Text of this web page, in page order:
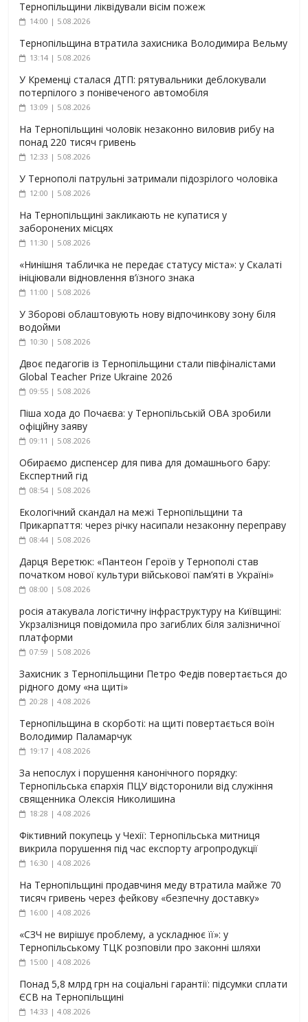
Тернопільщини ліквідували вісім пожеж
14:00 | 5.08.2026
Тернопільщина втратила захисника Володимира Вельму
13:14 | 5.08.2026
У Кременці сталася ДТП: рятувальники деблокували
потерпілого з понівеченого автомобіля
13:09 | 5.08.2026
На Тернопільщині чоловік незаконно виловив рибу на
понад 220 тисяч гривень
12:33 | 5.08.2026
У Тернополі патрульні затримали підозрілого чоловіка
12:00 | 5.08.2026
На Тернопільщині закликають не купатися у
заборонених місцях
11:30 | 5.08.2026
«Нинішня табличка не передає статусу міста»: у Скалаті
ініціювали відновлення в’їзного знака
11:00 | 5.08.2026
У Зборові облаштовують нову відпочинкову зону біля
водойми
10:30 | 5.08.2026
Двоє педагогів із Тернопільщини стали півфіналістами
Global Teacher Prize Ukraine 2026
09:55 | 5.08.2026
Піша хода до Почаєва: у Тернопільській ОВА зробили
офіційну заяву
09:11 | 5.08.2026
Обираємо диспенсер для пива для домашнього бару:
Експертний гід
08:54 | 5.08.2026
Екологічний скандал на межі Тернопільщини та
Прикарпаття: через річку насипали незаконну переправу
08:44 | 5.08.2026
Дарця Веретюк: «Пантеон Героїв у Тернополі став
початком нової культури військової пам’яті в Україні»
08:00 | 5.08.2026
росія атакувала логістичну інфраструктуру на Київщині:
Укрзалізниця повідомила про загиблих біля залізничної
платформи
07:59 | 5.08.2026
Захисник з Тернопільщини Петро Федів повертається до
рідного дому «на щиті»
20:28 | 4.08.2026
Тернопільщина в скорботі: на щиті повертається воїн
Володимир Паламарчук
19:17 | 4.08.2026
За непослух і порушення канонічного порядку:
Тернопільська єпархія ПЦУ відсторонили від служіння
священника Олексія Николишина
18:28 | 4.08.2026
Фіктивний покупець у Чехії: Тернопільська митниця
викрила порушення під час експорту агропродукції
16:30 | 4.08.2026
На Тернопільщині продавчиня меду втратила майже 70
тисяч гривень через фейкову «безпечну доставку»
16:00 | 4.08.2026
«СЗЧ не вирішує проблему, а ускладнює її»: у
Тернопільському ТЦК розповіли про законні шляхи
15:00 | 4.08.2026
Понад 5,8 млрд грн на соціальні гарантії: підсумки сплати
ЄСВ на Тернопільщині
14:33 | 4.08.2026